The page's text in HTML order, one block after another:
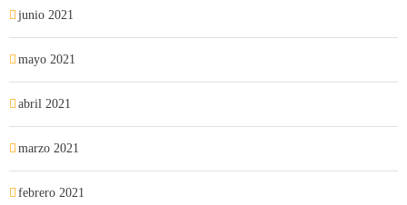
junio 2021
mayo 2021
abril 2021
marzo 2021
febrero 2021